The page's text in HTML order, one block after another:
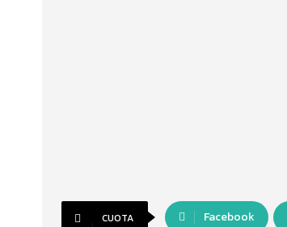
CUOTA Facebook